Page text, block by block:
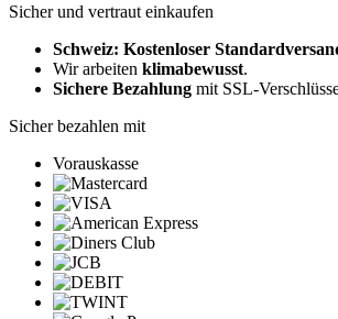
Sicher und vertraut einkaufen
Schweiz: Kostenloser
Wir arbeiten klimabewusst.
Sichere Bezahlung mit SSL-
Sicher bezahlen mit
Vorauskasse